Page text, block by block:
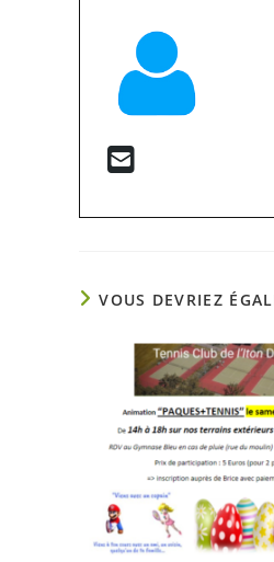
VOUS DEVRIEZ